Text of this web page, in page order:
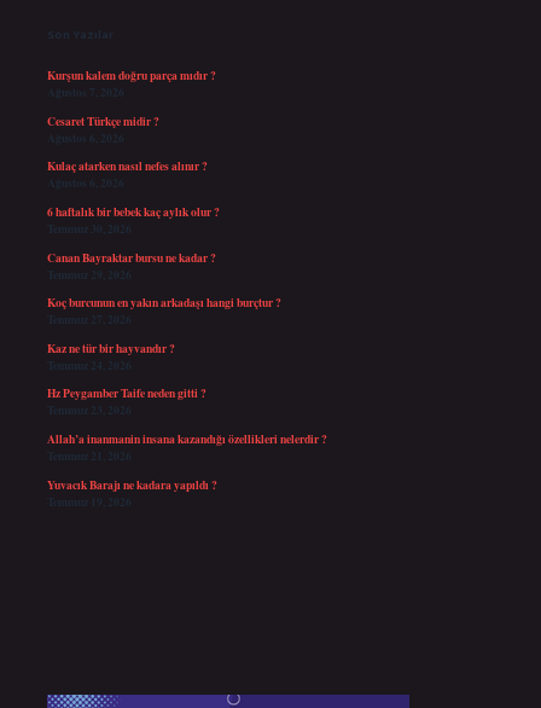
Son Yazılar
Kurşun kalem doğru parça mıdır ?
Ağustos 7, 2026
Cesaret Türkçe midir ?
Ağustos 6, 2026
Kulaç atarken nasıl nefes alınır ?
Ağustos 6, 2026
6 haftalık bir bebek kaç aylık olur ?
Temmuz 30, 2026
Canan Bayraktar bursu ne kadar ?
Temmuz 29, 2026
Koç burcunun en yakın arkadaşı hangi burçtur ?
Temmuz 27, 2026
Kaz ne tür bir hayvandır ?
Temmuz 24, 2026
Hz Peygamber Taife neden gitti ?
Temmuz 23, 2026
Allah’a inanmanin insana kazandığı özellikleri nelerdir ?
Temmuz 21, 2026
Yuvacık Barajı ne kadara yapıldı ?
Temmuz 19, 2026